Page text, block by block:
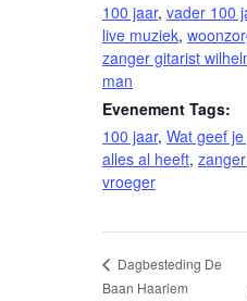
100 jaar, vader 100
live muziek,
zanger gitarist
man
Evenement Tags:
100 jaar, Wat geef
alles al heeft,
vroeger
Dagbesteding De
Baan Haarlem